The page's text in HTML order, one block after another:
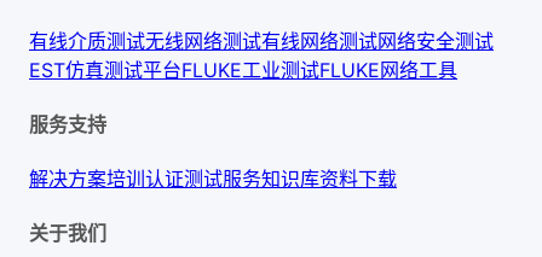
有线介质测试无线网络测试有线网络测试网络安全测试
EST仿真测试平台FLUKE工业测试FLUKE网络工具
服务支持
解决方案培训认证测试服务知识库资料下载
关于我们